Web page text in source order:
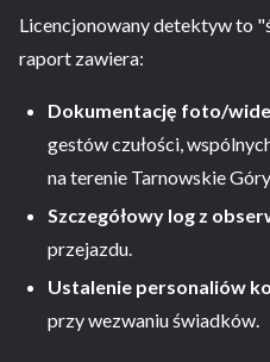
Licencjonowany detektyw to
raport zawiera:
Dokumentację foto/
gestów czułości,
na terenie Tarnowskie
Szczegółowy log z
przejazdu.
Ustalenie personaliów
przy wezwaniu świadków.